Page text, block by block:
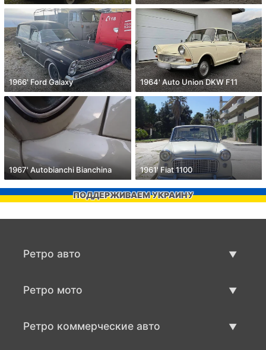
1966' Ford Galaxy 1964' Auto Union DKW F11
1967' Autobianchi Bianchina 1961' Fiat 1100
ПОДДЕРЖИВАЕМ УКРАИНУ
Ретро авто
Ретро мото
Ретро коммерческие авто